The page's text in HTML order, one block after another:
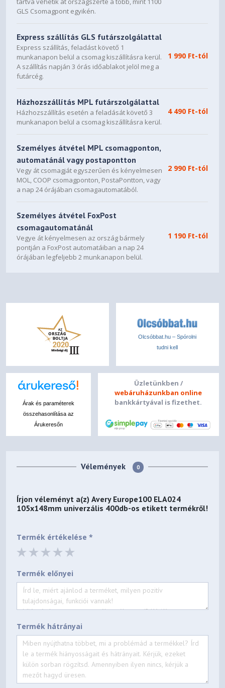
GLS Csomagpont egyikén.
Express szállítás GLS futárszolgálattal
Express szállítás, feladást követő 1
munkanapon belül a csomag kiszállításra kerül.
A szállítás napján 3 órás időablakot jelöl meg a
futárcég.
1 990 Ft-tól
Házhozszállítás MPL futárszolgálattal
Házhozszállítás esetén a feladását követő 3
munkanapon belül a csomag kiszállításra kerül.
4 490 Ft-tól
Személyes átvétel MPL csomagponton,
automatánál vagy postapontton
Vegy át csomagját egyszerűen és kényelmesen
MOL, COOP csomagponton, PostaPontton, vagy
a nap 24 órájában csomagautomatából.
2 990 Ft-tól
Személyes átvétel FoxPost
csomagautomatánál
Vegye át kényelmesen az ország bármely
pontján a FoxPost automatáiban a nap 24
órájában legfeljebb 2 munkanapon belül.
1 190 Ft-tól
Olcsóbbat.hu – Spórolni
tudni kell
Árak és paraméterek
összehasonlítása az
Árukeresőn
Üzletünkben /
webáruházunkban online
bankkártyával is fizethet.
Vélemények 0
Írjon véleményt a(z)Avery Europe100 ELA024
105x148mm univerzális 400db-os etikett termékről!
Termék értékelése *
Termék előnyei
Termék hátrányai